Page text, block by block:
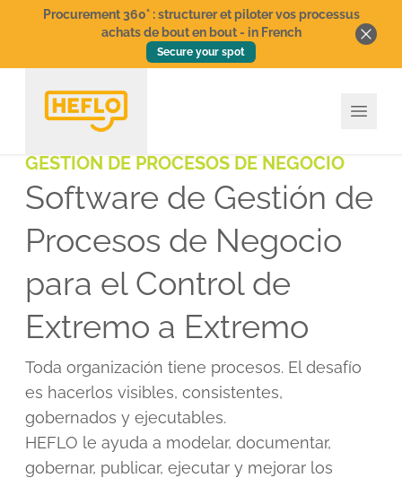
Procurement 360° : structurer et piloter vos processus
achats de bout en bout - in French
Secure your spot
GESTIÓN DE PROCESOS DE NEGOCIO
Software de Gestión de
Procesos de Negocio
para el Control de
Extremo a Extremo
Toda organización tiene procesos. El desafío
es hacerlos visibles, consistentes,
gobernados y ejecutables.
HEFLO le ayuda a modelar, documentar,
gobernar, publicar, ejecutar y mejorar los